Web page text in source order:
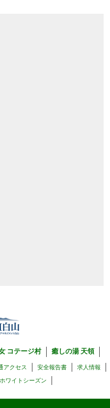
コテージ村 癒しの湯 天領
アクセス 安全報告書 求人情報
ホワイトシーズン